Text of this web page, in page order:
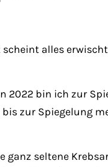
alles
2022 bin ich zur
zur Spiegelung
ganz seltene